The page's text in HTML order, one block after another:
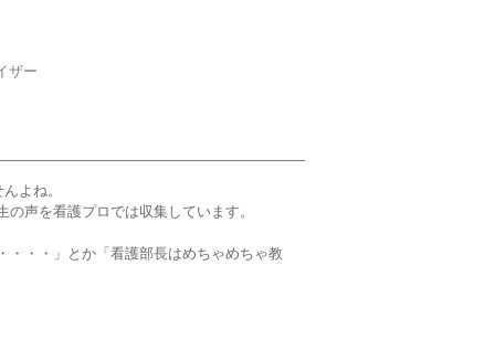
ザー
よね。
声を看護プロでは収集しています。
・・・」とか「看護部長はめちゃめちゃ教